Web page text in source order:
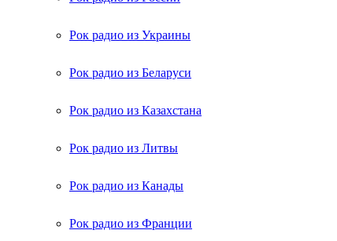
Рок радио из Украины
Рок радио из Беларуси
Рок радио из Казахстана
Рок радио из Литвы
Рок радио из Канады
Рок радио из Франции